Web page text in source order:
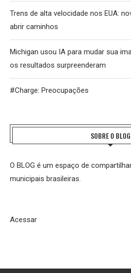
Trens de alta velocidade nos EUA:
abrir caminhos
Michigan usou IA para mudar sua
os resultados surpreenderam
#Charge: Preocupações
SOBRE O BLOG
O BLOG é um espaço de
municipais brasileiras.
Acessar